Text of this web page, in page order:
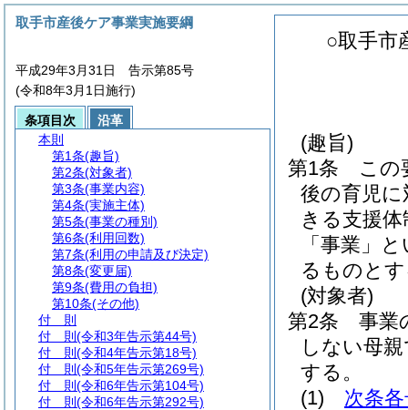
○取手市
(趣旨)
第1条
この
後の育児
きる支援
「事業」
るものと
(対象者)
第2条
事業
しない母
する。
(1)
次条
取手市産後ケア事業実施要綱
平成29年3月31日 告示第85号
(令和8年3月1日施行)
条項目次
沿革
本則
第1条(趣旨)
第2条(対象者)
第3条(事業内容)
第4条(実施主体)
第5条(事業の種別)
第6条(利用回数)
第7条(利用の申請及び決定)
第8条(変更届)
第9条(費用の負担)
第10条(その他)
付 則
付 則 (令和3年告示第44号)
付 則 (令和4年告示第18号)
付 則 (令和5年告示第269号)
付 則 (令和6年告示第104号)
付 則 (令和6年告示第292号)